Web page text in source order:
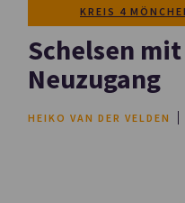
KREIS 4
Schelsen
Neuzugang
HEIKO VAN DER VELDEN